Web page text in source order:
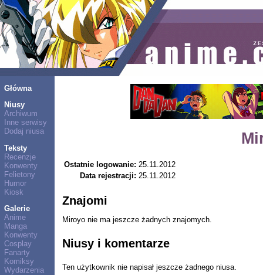
Główna
Niusy
Archiwum
Inne serwisy
Dodaj niusa
Teksty
Recenzje
Konwenty
Felietony
Humor
Kiosk
Galerie
Anime
Manga
Konwenty
Cosplay
Fanarty
Komiksy
Wydarzenia
Ostatnie logowanie: 25.11.2012
Data rejestracji: 25.11.2012
Znajomi
Miroyo nie ma jeszcze żadnych znajomych.
Niusy i komentarze
Ten użytkownik nie napisał jeszcze żadnego niusa.